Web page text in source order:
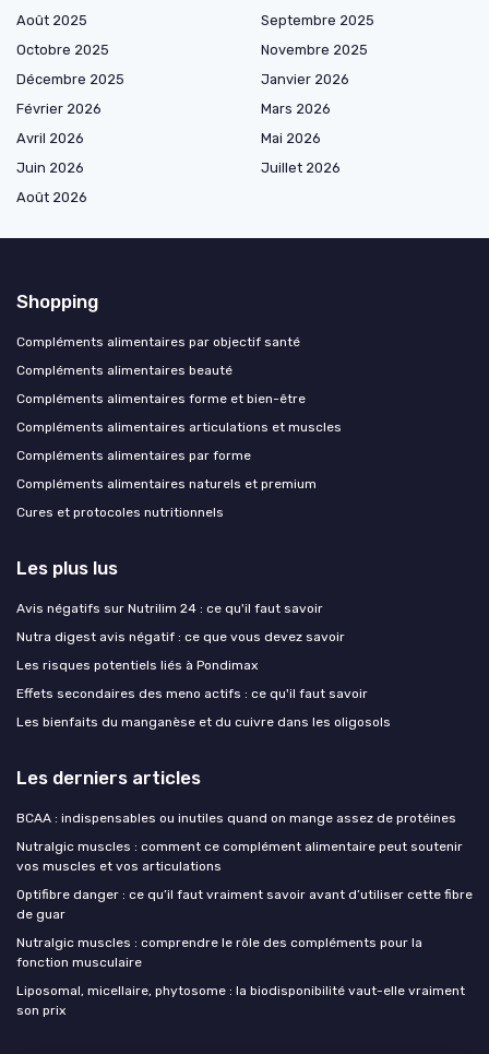
Août 2025
Septembre 2025
Octobre 2025
Novembre 2025
Décembre 2025
Janvier 2026
Février 2026
Mars 2026
Avril 2026
Mai 2026
Juin 2026
Juillet 2026
Août 2026
Shopping
Compléments alimentaires par objectif santé
Compléments alimentaires beauté
Compléments alimentaires forme et bien-être
Compléments alimentaires articulations et muscles
Compléments alimentaires par forme
Compléments alimentaires naturels et premium
Cures et protocoles nutritionnels
Les plus lus
Avis négatifs sur Nutrilim 24 : ce qu'il faut savoir
Nutra digest avis négatif : ce que vous devez savoir
Les risques potentiels liés à Pondimax
Effets secondaires des meno actifs : ce qu'il faut savoir
Les bienfaits du manganèse et du cuivre dans les oligosols
Les derniers articles
BCAA : indispensables ou inutiles quand on mange assez de protéines
Nutralgic muscles : comment ce complément alimentaire peut soutenir
vos muscles et vos articulations
Optifibre danger : ce qu’il faut vraiment savoir avant d’utiliser cette fibre
de guar
Nutralgic muscles : comprendre le rôle des compléments pour la
fonction musculaire
Liposomal, micellaire, phytosome : la biodisponibilité vaut-elle vraiment
son prix